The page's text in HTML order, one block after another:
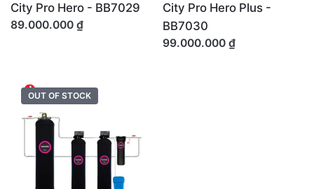
City Pro Hero - BB7029
89.000.000 ₫
City Pro Hero Plus -
BB7030
99.000.000 ₫
OUT OF STOCK